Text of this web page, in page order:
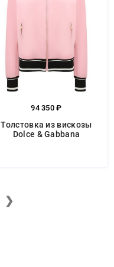
94 350 ₽
Толстовка из вискозы
Dolce & Gabbana
❯